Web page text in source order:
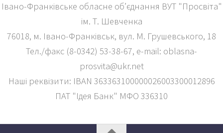
Івано-Франківське обласне об’єднання ВУТ "Просвіта"
ім. Т. Шевченка
76018, м. Івано-Франківськ, вул. М. Грушевського, 18
Тел./факс (8-0342) 53-38-67, е-mail: oblasna-
prosvita@ukr.net
Наші реквізити: IBAN 363363100000026003300012896
ПАТ "Ідея Банк" МФО 336310